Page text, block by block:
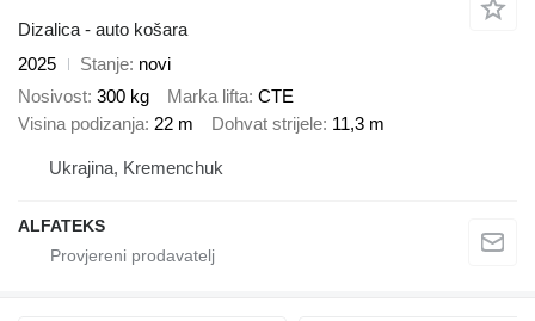
Dizalica - auto košara
2025
Stanje novi
Nosivost 300 kg Marka lifta CTE
Visina podizanja 22 m Dohvat strijele 11,3 m
Ukrajina, Kremenchuk
ALFATEKS